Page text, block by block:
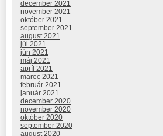
december 2021
november 2021
október 2021
september 2021
august 2021
júl 2021
jún 2021
máj 2021
apríl 2021
marec 2021
február 2021
január 2021
december 2020
november 2020
október 2020
september 2020
august 2020